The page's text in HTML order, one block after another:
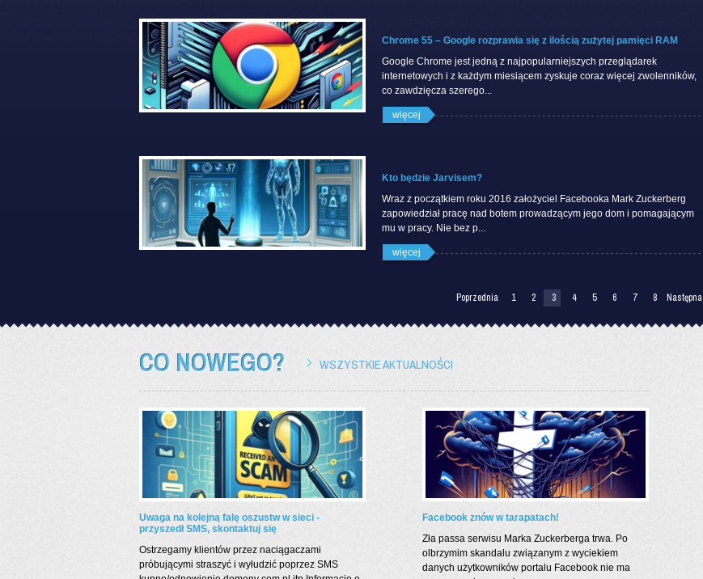
Chrome 55 – Google rozprawia się z ilością zużytej pamięci RAM
Google Chrome jest jedną z najpopularniejszych przeglądarek
internetowych i z każdym miesiącem zyskuje coraz więcej zwolenników,
co zawdzięcza szerego...
więcej
Kto będzie Jarvisem?
Wraz z początkiem roku 2016 założyciel Facebooka Mark Zuckerberg
zapowiedział pracę nad botem prowadzącym jego dom i pomagającym
mu w pracy. Nie bez p...
więcej
Poprzednia 1 2 3 4 5 6 7 8 Następna
CO NOWEGO? WSZYSTKIE AKTUALNOŚCI
Uwaga na kolejną falę oszustw w sieci -
przyszedł SMS, skontaktuj się
Ostrzegamy klientów przez naciągaczami
próbującymi straszyć i wyłudzić poprzez SMS
Facebook znów w tarapatach!
Zła passa serwisu Marka Zuckerberga trwa. Po
olbrzymim skandalu związanym z wyciekiem
danych użytkowników portalu Facebook nie ma